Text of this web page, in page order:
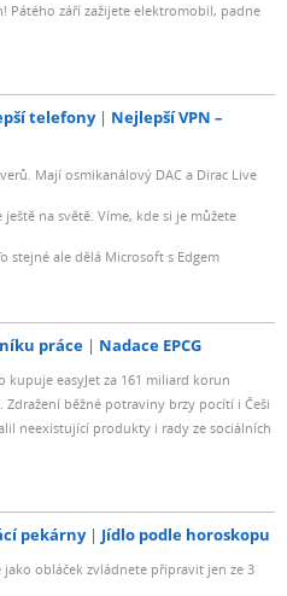
Pátého září zažijete elektromobil, padne
telefony
Nejlepší VPN –
Mají osmikanálový DAC a Dirac Live
na světě. Víme, kde si je můžete
stejné ale dělá Microsoft s Edgem
práce Nadace EPCG
easyJet za 161 miliard korun
běžné potraviny brzy pocítí i Češi
neexistující produkty i rady ze sociálních
pekárny Jídlo podle horoskopu
obláček zvládnete připravit jen ze 3